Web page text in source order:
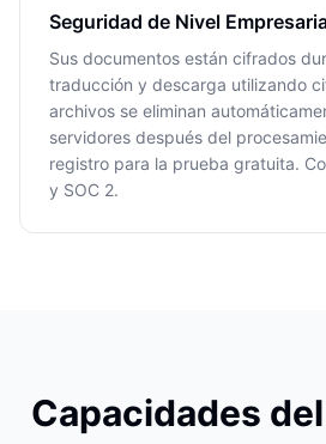
Seguridad de Nivel
Sus documentos están cifrados
traducción y descarga utilizando
archivos se eliminan
servidores después del
registro para la prueba gratuita.
y SOC 2.
Capacidades